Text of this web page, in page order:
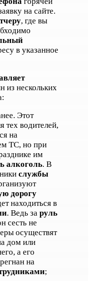
на сайте.
, где вы
в указанное
из нескольких
Этот
тех водителей,
на
ТС, но при
им
алкоголь. В
службы
дорогу
находиться в
. Ведь за руль
сесть не
осуществят
дом или
а его
на
;